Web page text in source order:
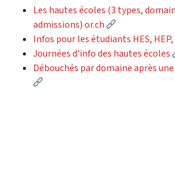
Les hautes écoles (3 types,
admissions) or.ch
(External link)
Infos pour les étudiants HES, HEP,
Journées d'info des hautes écoles
Débouchés par domaine après
(External link)